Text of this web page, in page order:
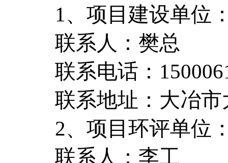
1、项目建设单位
联系人：樊总
联系电话：
联系地址：大冶
2、项目环评单位
联系人：李工